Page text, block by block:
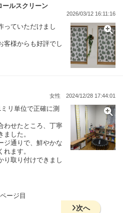
ールスクリーン
2026/03/12 16:11:16
っていただけまし
客様からも好評でし
女性 2024/12/28 17:44:01
リ単位で正確に測
わせたところ、丁寧
した。
ジ通りで、鮮やかな
ます。
り取り付けできまし
ージ目
次へ